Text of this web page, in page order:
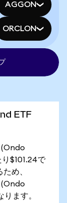
AGGON
ORCLON
ETF
(Ondo
$101.24で
め、
(Ondo
ます。